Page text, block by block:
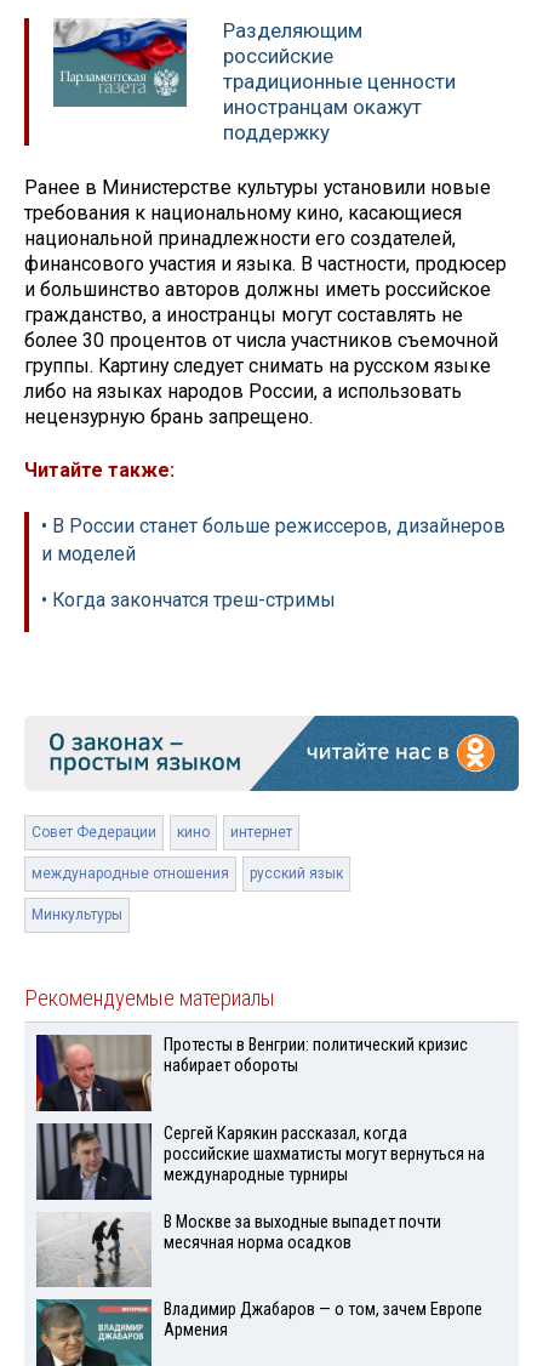
Разделяющим
российские
традиционные ценности
иностранцам окажут
поддержку
Ранее в Министерстве культуры установили новые
требования к национальному кино, касающиеся
национальной принадлежности его создателей,
финансового участия и языка. В частности, продюсер
и большинство авторов должны иметь российское
гражданство, а иностранцы могут составлять не
более 30 процентов от числа участников съемочной
группы. Картину следует снимать на русском языке
либо на языках народов России, а использовать
нецензурную брань запрещено.
Читайте также:
• В России станет больше режиссеров, дизайнеров
и моделей
• Когда закончатся треш-стримы
Совет Федерации кино интернет
международные отношения русский язык
Минкультуры
Рекомендуемые материалы
Протесты в Венгрии: политический кризис
набирает обороты
Сергей Карякин рассказал, когда
российские шахматисты могут вернуться на
международные турниры
В Москве за выходные выпадет почти
месячная норма осадков
Владимир Джабаров — о том, зачем Европе
Армения